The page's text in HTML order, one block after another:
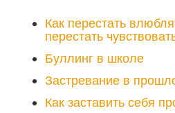
Как перестать
перестать
Буллинг в школе
Застревание в
Как заставить себя